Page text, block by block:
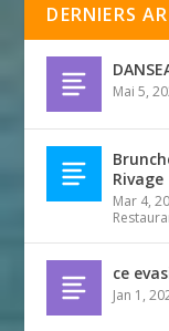
DERNIERS
Mai 5,
Rivage
Mar 4,
ce
Jan 1,